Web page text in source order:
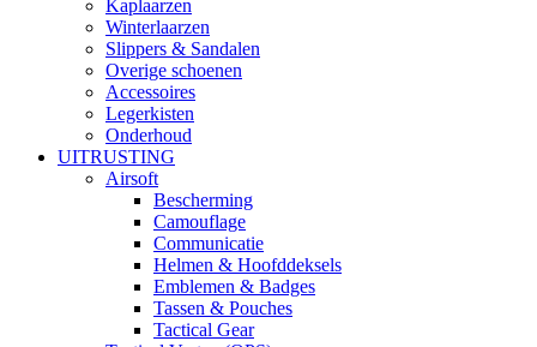
Kaplaarzen
Winterlaarzen
Slippers & Sandalen
Overige schoenen
Accessoires
Legerkisten
Onderhoud
UITRUSTING
Airsoft
Bescherming
Camouflage
Communicatie
Helmen & Hoofddeksels
Emblemen & Badges
Tassen & Pouches
Tactical Gear